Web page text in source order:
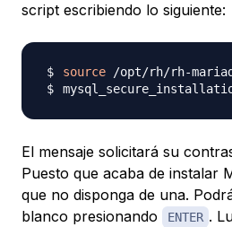
script escribiendo lo siguiente:
source
El mensaje solicitará su
Puesto que acaba de instalar
que no disponga de una.
blanco presionando
ENTER .